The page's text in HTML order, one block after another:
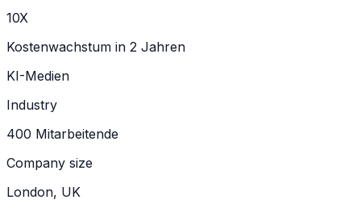
10X
Kostenwachstum in 2 Jahren
KI-Medien
Industry
400 Mitarbeitende
Company size
London, UK